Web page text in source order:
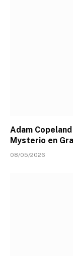
Adam
Mysterio en
08/05/2026